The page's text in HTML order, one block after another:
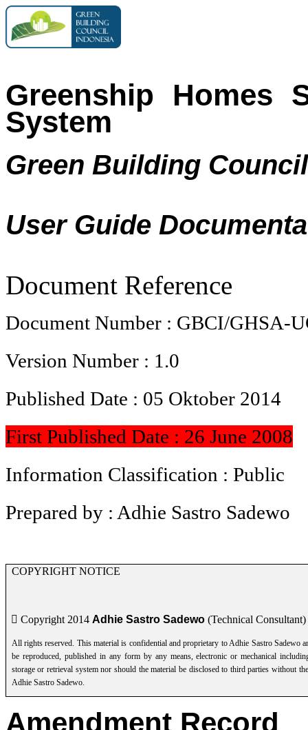
Greenship Homes
System
Green Building
User Guide
Document Reference
Document Number : GBCI/GHSA-
Version Number : 1.0
Published Date : 05 Oktober 2014
First Published Date : 26 June 2008
Information Classification : Public
Prepared by : Adhie Sastro Sadewo
COPYRIGHT NOTICE
 Copyright 2014 Adhie Sastro Sadewo(Technical Consultant)
All rights reserved. This material is confidential and proprietary to Adhie Sastro Sadewo
be reproduced, published in any form by any means, electronic or mechanical
storage or retrieval system nor should the material be disclosed to third parties without
Adhie Sastro Sadewo.
Amendment Record